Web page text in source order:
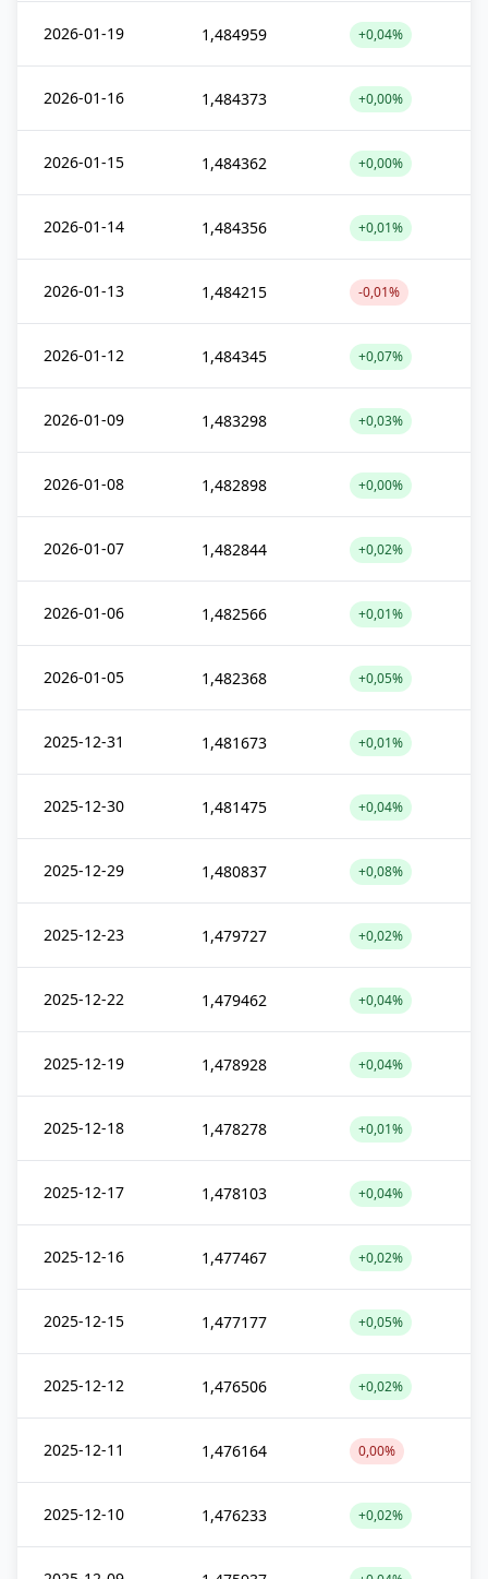
2026-01-19 1,484959 +0,04%
2026-01-16 1,484373 +0,00%
2026-01-15 1,484362 +0,00%
2026-01-14 1,484356 +0,01%
2026-01-13 1,484215 -0,01%
2026-01-12 1,484345 +0,07%
2026-01-09 1,483298 +0,03%
2026-01-08 1,482898 +0,00%
2026-01-07 1,482844 +0,02%
2026-01-06 1,482566 +0,01%
2026-01-05 1,482368 +0,05%
2025-12-31 1,481673 +0,01%
2025-12-30 1,481475 +0,04%
2025-12-29 1,480837 +0,08%
2025-12-23 1,479727 +0,02%
2025-12-22 1,479462 +0,04%
2025-12-19 1,478928 +0,04%
2025-12-18 1,478278 +0,01%
2025-12-17 1,478103 +0,04%
2025-12-16 1,477467 +0,02%
2025-12-15 1,477177 +0,05%
2025-12-12 1,476506 +0,02%
2025-12-11 1,476164 0,00%
2025-12-10 1,476233 +0,02%